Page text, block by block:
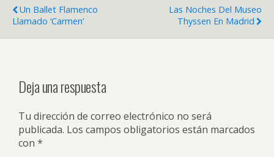
Un Ballet Flamenco
Llamado ‘Carmen’
Las Noches Del Museo
Thyssen En Madrid
Deja una respuesta
Tu dirección de correo electrónico no será
publicada. Los campos obligatorios están marcados
con *